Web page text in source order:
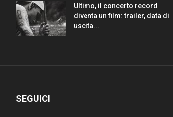
Ultimo, il concerto record
diventa un film: trailer, data di
uscita...
SEGUICI